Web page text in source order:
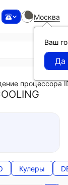
Москва
Ваш
процессора
Кулеры